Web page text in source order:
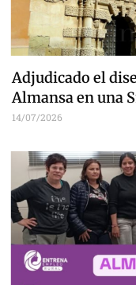
Adjudicado el
Almansa en una
14/07/2026